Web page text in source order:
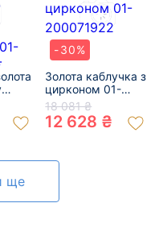
-30%
Золота каблучка з
цирконом 01-
200071922
18 081 ₴
12 628 ₴
ще